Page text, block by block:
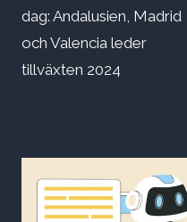
dag: Andalusien, Madrid
och Valencia leder
tillväxten 2024